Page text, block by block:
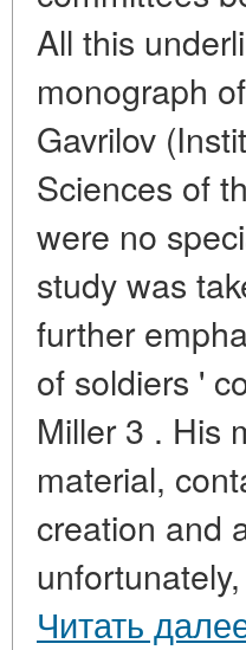
All this
monograph
Gavrilov
Sciences of
were no
study was
further
of soldiers '
Miller 3 . His
material,
creation and
Читать